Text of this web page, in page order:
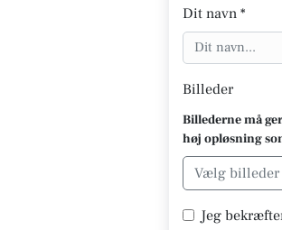
Dit navn *
Billeder
Billederne må
høj opløsning
Vælg billeder
Jeg